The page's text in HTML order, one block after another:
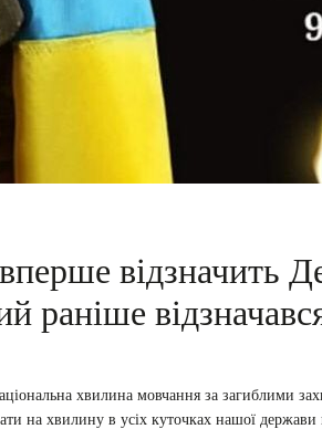
відзначить
раніше
хвилина мовчання за загиблими
на хвилину в усіх куточках нашої держави